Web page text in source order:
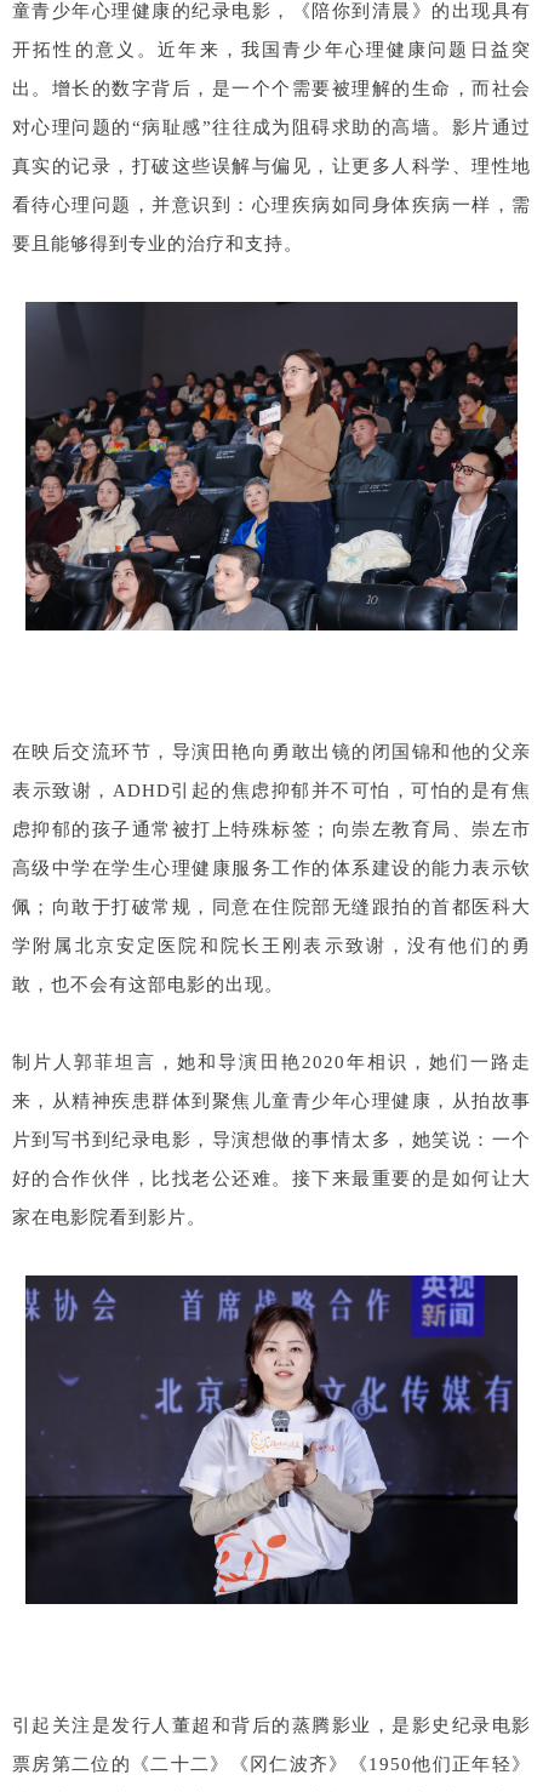
童青少年心理健康的纪录电影，《陪你到清晨》的出现具有
开拓性的意义。近年来，我国青少年心理健康问题日益突
出。增长的数字背后，是一个个需要被理解的生命，而社会
对心理问题的“病耻感”往往成为阻碍求助的高墙。影片通过
真实的记录，打破这些误解与偏见，让更多人科学、理性地
看待心理问题，并意识到：心理疾病如同身体疾病一样，需
要且能够得到专业的治疗和支持。
在映后交流环节，导演田艳向勇敢出镜的闭国锦和他的父亲
表示致谢，ADHD引起的焦虑抑郁并不可怕，可怕的是有焦
虑抑郁的孩子通常被打上特殊标签；向崇左教育局、崇左市
高级中学在学生心理健康服务工作的体系建设的能力表示钦
佩；向敢于打破常规，同意在住院部无缝跟拍的首都医科大
学附属北京安定医院和院长王刚表示致谢，没有他们的勇
敢，也不会有这部电影的出现。
制片人郭菲坦言，她和导演田艳2020年相识，她们一路走
来，从精神疾患群体到聚焦儿童青少年心理健康，从拍故事
片到写书到纪录电影，导演想做的事情太多，她笑说：一个
好的合作伙伴，比找老公还难。接下来最重要的是如何让大
家在电影院看到影片。
引起关注是发行人董超和背后的蒸腾影业，是影史纪录电影
票房第二位的《二十二》《冈仁波齐》《1950他们正年轻》